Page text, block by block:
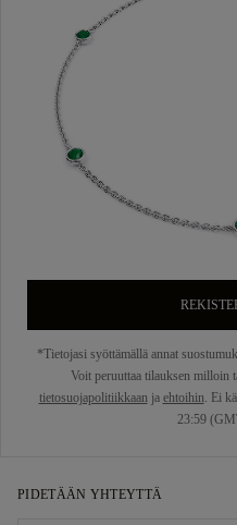
*Tietojasi syöttämällä annat
Voit peruuttaa tilauksen milloin
tietosuojapolitiikkaanja ehtoihin. Ei
23:59
PIDETÄÄN YHTEYTTÄ